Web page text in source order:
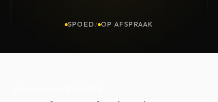
SPOED / OP AFSPRAAK